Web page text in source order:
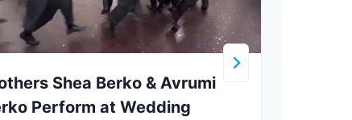
Shea Berko & Avrumi
Perform at Wedding